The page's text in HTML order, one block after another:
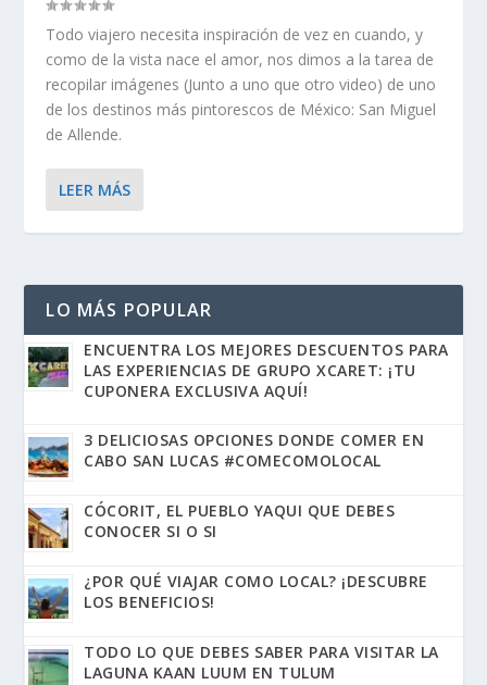
Todo viajero necesita inspiración de vez en cuando, y
como de la vista nace el amor, nos dimos a la tarea de
recopilar imágenes (Junto a uno que otro video) de uno
de los destinos más pintorescos de México: San Miguel
de Allende.
LEER MÁS
LO MÁS POPULAR
ENCUENTRA LOS MEJORES DESCUENTOS PARA
LAS EXPERIENCIAS DE GRUPO XCARET: ¡TU
CUPONERA EXCLUSIVA AQUÍ!
3 DELICIOSAS OPCIONES DONDE COMER EN
CABO SAN LUCAS #COMECOMOLOCAL
CÓCORIT, EL PUEBLO YAQUI QUE DEBES
CONOCER SI O SI
¿POR QUÉ VIAJAR COMO LOCAL? ¡DESCUBRE
LOS BENEFICIOS!
TODO LO QUE DEBES SABER PARA VISITAR LA
LAGUNA KAAN LUUM EN TULUM